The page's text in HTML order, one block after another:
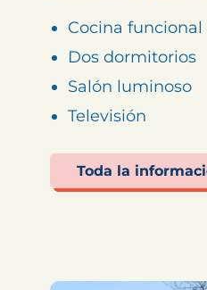
Cocina funcional
Dos dormitorios
Salón luminoso
Televisión
Toda la